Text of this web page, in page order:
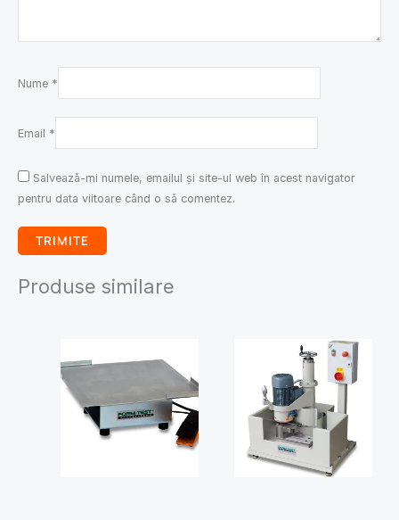
Nume *
Email *
Salvează-mi numele, emailul și site-ul web în acest navigator
pentru data viitoare când o să comentez.
Produse similare